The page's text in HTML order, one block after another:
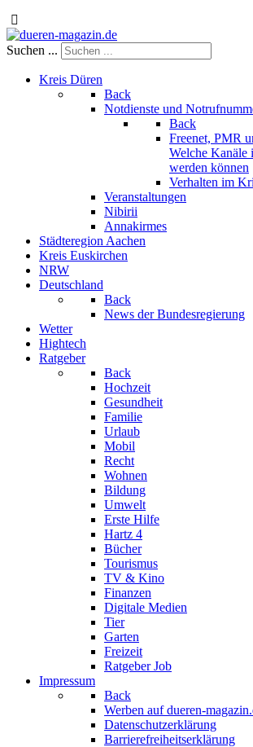
Suchen ...
Kreis Düren
Back
Notdienste und
Back
Freenet, PMR
Welche Kanäle
werden können
Verhalten im
Veranstaltungen
Nibirii
Annakirmes
Städteregion Aachen
Kreis Euskirchen
NRW
Deutschland
Back
News der Bundesregierung
Wetter
Hightech
Ratgeber
Back
Hochzeit
Gesundheit
Familie
Urlaub
Mobil
Recht
Wohnen
Bildung
Umwelt
Erste Hilfe
Hartz 4
Bücher
Tourismus
TV & Kino
Finanzen
Digitale Medien
Tier
Garten
Freizeit
Ratgeber Job
Impressum
Back
Werben auf dueren-
Datenschutzerklärung
Barrierefreiheitserklärung